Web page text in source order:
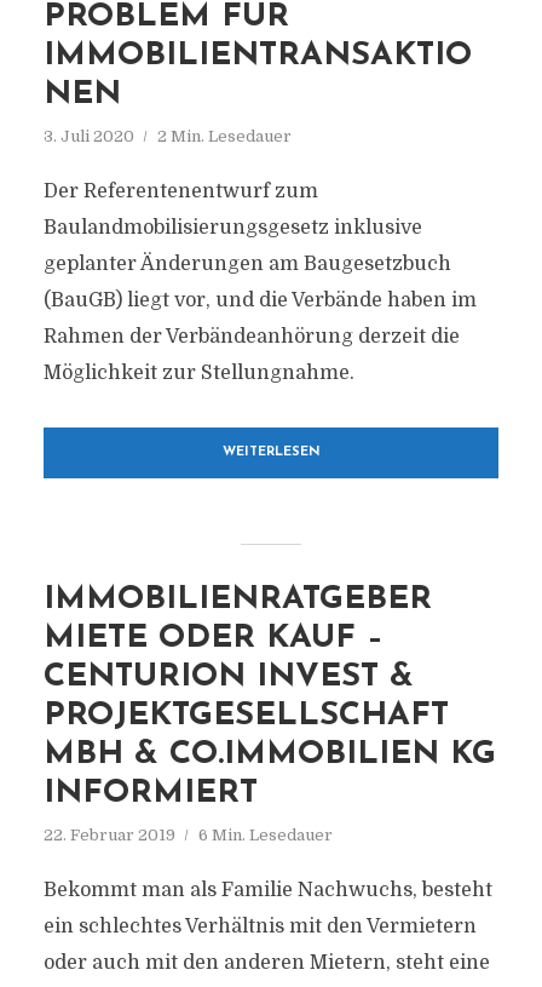
PROBLEM FÜR
IMMOBILIENTRANSAKTIO
NEN
3. Juli 2020 2 Min. Lesedauer
Der Referentenentwurf zum
Baulandmobilisierungsgesetz inklusive
geplanter Änderungen am Baugesetzbuch
(BauGB) liegt vor, und die Verbände haben im
Rahmen der Verbändeanhörung derzeit die
Möglichkeit zur Stellungnahme.
WEITERLESEN
IMMOBILIENRATGEBER
MIETE ODER KAUF –
CENTURION INVEST &
PROJEKTGESELLSCHAFT
MBH & CO.IMMOBILIEN KG
INFORMIERT
22. Februar 2019 6 Min. Lesedauer
Bekommt man als Familie Nachwuchs, besteht
ein schlechtes Verhältnis mit den Vermietern
oder auch mit den anderen Mietern, steht eine